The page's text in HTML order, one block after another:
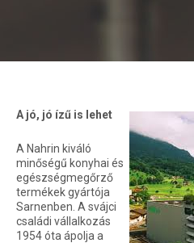
A jó, jó ízű is lehet
A Nahrin kiváló
minőségű konyhai és
egészségmegőrző
termékek gyártója
Sarnenben. A svájci
családi vállalkozás
1954 óta ápolja a